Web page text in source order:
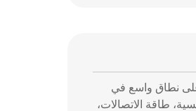
على نطاق واسع في
طاقة الاتصالات،